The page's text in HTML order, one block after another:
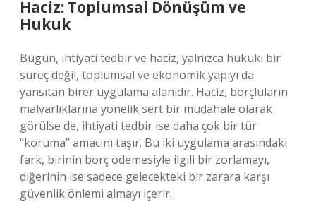
Haciz: Toplumsal Dönüşüm ve
Hukuk
Bugün, ihtiyati tedbir ve haciz, yalnızca hukuki bir
süreç değil, toplumsal ve ekonomik yapıyı da
yansıtan birer uygulama alanıdır. Haciz, borçluların
malvarlıklarına yönelik sert bir müdahale olarak
görülse de, ihtiyati tedbir ise daha çok bir tür
“koruma” amacını taşır. Bu iki uygulama arasındaki
fark, birinin borç ödemesiyle ilgili bir zorlamayı,
diğerinin ise sadece gelecekteki bir zarara karşı
güvenlik önlemi almayı içerir.